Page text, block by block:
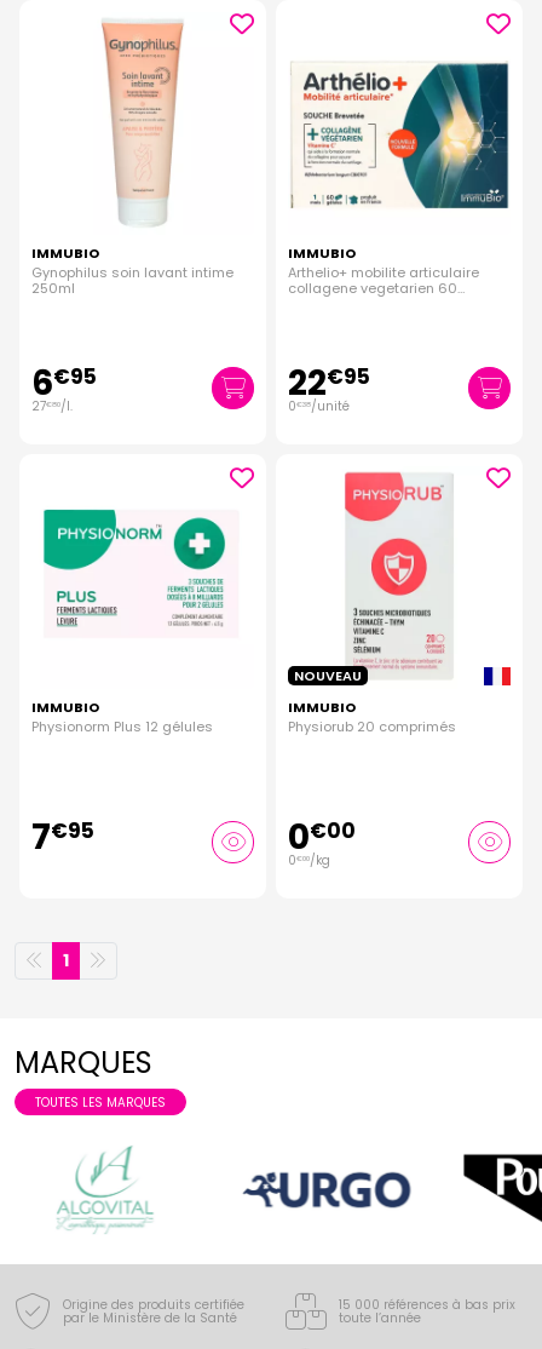
IMMUBIO
Gynophilus soin lavant intime
250ml
6€95
27€80/l.
IMMUBIO
Arthelio+ mobilite articulaire
collagene vegetarien 60
22€95
0€38/unité
IMMUBIO
Physionorm Plus 12 gélules
7€95
NOUVEAU
IMMUBIO
Physiorub 20 comprimés
0€00
0€00/kg
1
MARQUES
TOUTES LES MARQUES
Origine des produits certifiée
par le Ministère de la Santé
15 000 références à bas prix
toute l’année